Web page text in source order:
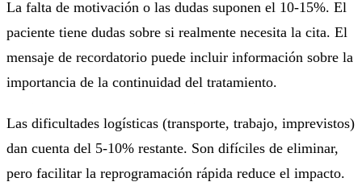
La falta de motivación o las dudas suponen el 10-15%. El
paciente tiene dudas sobre si realmente necesita la cita. El
mensaje de recordatorio puede incluir información sobre la
importancia de la continuidad del tratamiento.
Las dificultades logísticas (transporte, trabajo, imprevistos)
dan cuenta del 5-10% restante. Son difíciles de eliminar,
pero facilitar la reprogramación rápida reduce el impacto.